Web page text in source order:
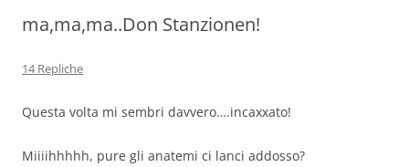
ma,ma,ma..Don Stanzionen!
14 Repliche
Questa volta mi sembri davvero….incaxxato!
Miiiihhhhh, pure gli anatemi ci lanci addosso?